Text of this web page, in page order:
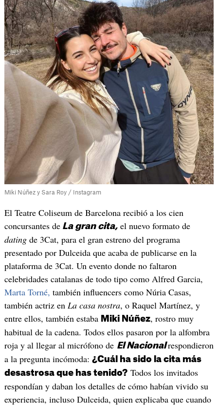
Miki Núñez y Sara Roy / Instagram
El Teatre Coliseum de Barcelona recibió a los cien
concursantes deLa gran cita,el nuevo formato de
dating de 3Cat, para el gran estreno del programa
presentado por Dulceida que acaba de publicarse en la
plataforma de 3Cat. Un evento donde no faltaron
celebridades catalanas de todo tipo como Alfred Garcia,
Marta Torné, también influencers como Núria Casas,
también actriz enLa casa nostra, o Raquel Martínez, y
entre ellos, también estaba Miki Núñez, rostro muy
habitual de la cadena. Todos ellos pasaron por la alfombra
roja y al llegar al micrófono de El Nacionalrespondieron
a la pregunta incómoda: ¿Cuál ha sido la cita más
desastrosa que has tenido?Todos los invitados
respondían y daban los detalles de cómo habían vivido su
experiencia, incluso Dulceida, quien explicaba que cuando